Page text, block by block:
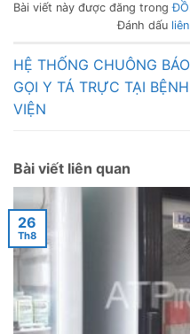
Bài viết này được đăng trong
Đánh dấu
HỆ THỐNG CHUÔNG BÁO
GỌI Y TÁ TRỰC TẠI BỆNH
VIỆN
Bài viết liên quan
26
Th8